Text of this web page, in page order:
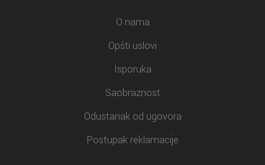
O nama
Opšti uslovi
Isporuka
Saobraznost
Odustanak od ugovora
Postupak reklamacije